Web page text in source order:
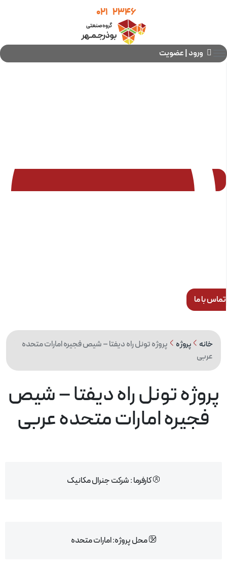
021 2346
ورود | عضویت
با ما
خانه پروژه
پروژه تونل راه دیفتا – شیص فجیره امارات متحده
عربی
تونل راه دیفتا – شیص
فجیره امارات متحده عربی
کارفرما : شرکت جنرال مکانیک
محل پروژه: امارات متحده